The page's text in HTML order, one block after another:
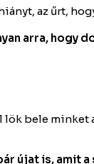
az űrt,
arra, hogy
bele
újat is,